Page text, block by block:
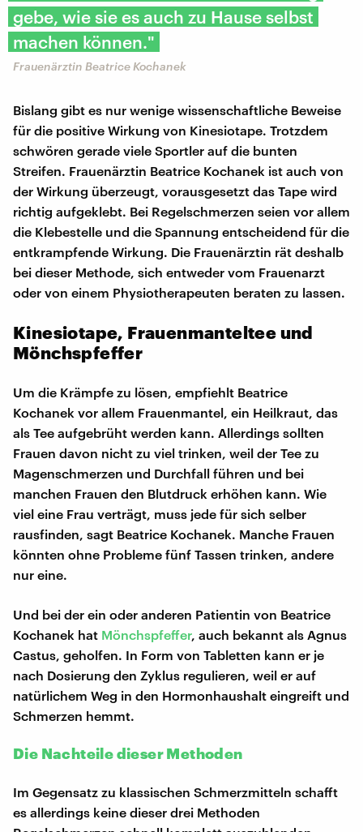
gebe, wie sie es auch zu Hause selbst
machen können."
Frauenärztin Beatrice Kochanek
Bislang gibt es nur wenige wissenschaftliche Beweise
für die positive Wirkung von Kinesiotape. Trotzdem
schwören gerade viele Sportler auf die bunten
Streifen. Frauenärztin Beatrice Kochanek ist auch von
der Wirkung überzeugt, vorausgesetzt das Tape wird
richtig aufgeklebt. Bei Regelschmerzen seien vor allem
die Klebestelle und die Spannung entscheidend für die
entkrampfende Wirkung. Die Frauenärztin rät deshalb
bei dieser Methode, sich entweder vom Frauenarzt
oder von einem Physiotherapeuten beraten zu lassen.
Kinesiotape, Frauenmanteltee und
Mönchspfeffer
Um die Krämpfe zu lösen, empfiehlt Beatrice
Kochanek vor allem Frauenmantel, ein Heilkraut, das
als Tee aufgebrüht werden kann. Allerdings sollten
Frauen davon nicht zu viel trinken, weil der Tee zu
Magenschmerzen und Durchfall führen und bei
manchen Frauen den Blutdruck erhöhen kann. Wie
viel eine Frau verträgt, muss jede für sich selber
rausfinden, sagt Beatrice Kochanek. Manche Frauen
könnten ohne Probleme fünf Tassen trinken, andere
nur eine.
Und bei der ein oder anderen Patientin von Beatrice
Kochanek hat Mönchspfeffer, auch bekannt als Agnus
Castus, geholfen. In Form von Tabletten kann er je
nach Dosierung den Zyklus regulieren, weil er auf
natürlichem Weg in den Hormonhaushalt eingreift und
Schmerzen hemmt.
Die Nachteile dieser Methoden
Im Gegensatz zu klassischen Schmerzmitteln schafft
es allerdings keine dieser drei Methoden